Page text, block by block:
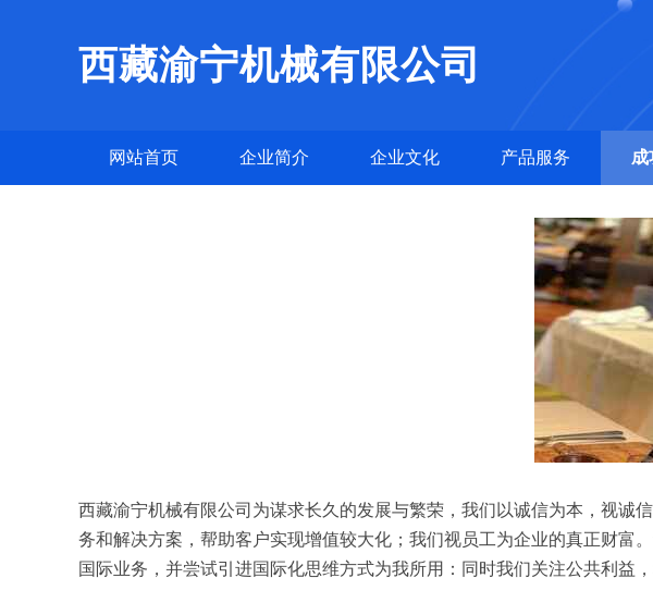
西藏渝宁机械有限公司
网站首页 企业简介 企业文化 产品服务 成
西藏渝宁机械有限公司为谋求长久的发展与繁荣，我们以诚信为本，视诚
务和解决方案，帮助客户实现增值较大化；我们视员工为企业的真正财富
国际业务，并尝试引进国际化思维方式为我所用：同时我们关注公共利益，